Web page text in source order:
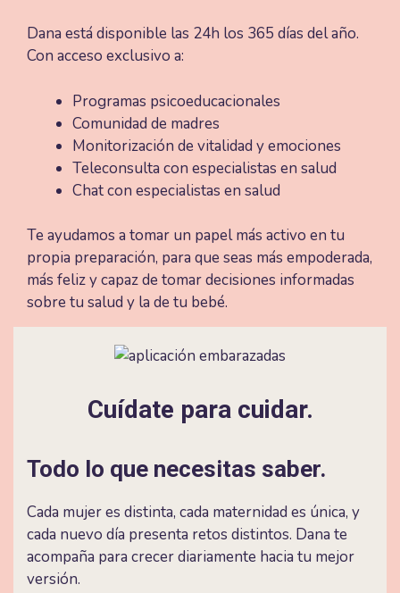
Dana está disponible las 24h los 365 días del año.
Con acceso exclusivo a:
Programas psicoeducacionales
Comunidad de madres
Monitorización de vitalidad y emociones
Teleconsulta con especialistas en salud
Chat con especialistas en salud
Te ayudamos a tomar un papel más activo en tu
propia preparación, para que seas más empoderada,
más feliz y capaz de tomar decisiones informadas
sobre tu salud y la de tu bebé.
Cuídate para cuidar.
Todo lo que necesitas saber.
Cada mujer es distinta, cada maternidad es única, y
cada nuevo día presenta retos distintos. Dana te
acompaña para crecer diariamente hacia tu mejor
versión.